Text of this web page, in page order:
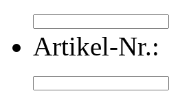
Artikel-Nr.: